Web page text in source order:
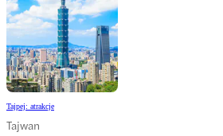
Tajpej: atrakcje
Tajwan